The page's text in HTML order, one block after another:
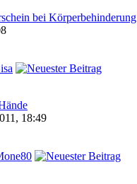
bei Körperbehinderung
18:49